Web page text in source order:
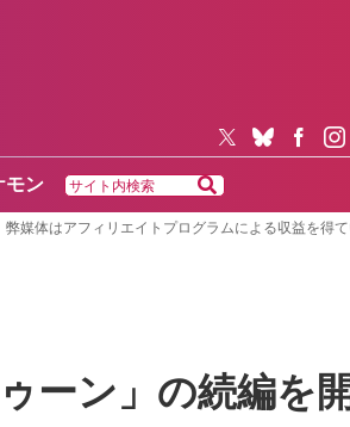
モン
弊媒体はアフィリエイトプログラムによる収益を得
ーン」の続編を